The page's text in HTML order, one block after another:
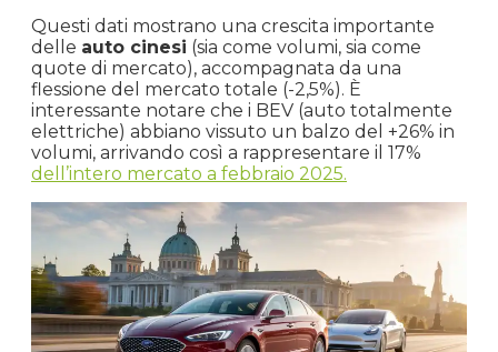
Questi dati mostrano una crescita importante
delle auto cinesi (sia come volumi, sia come
quote di mercato), accompagnata da una
flessione del mercato totale (-2,5%). È
interessante notare che i BEV (auto totalmente
elettriche) abbiano vissuto un balzo del +26% in
volumi, arrivando così a rappresentare il 17%
dell’intero mercato a febbraio 2025.